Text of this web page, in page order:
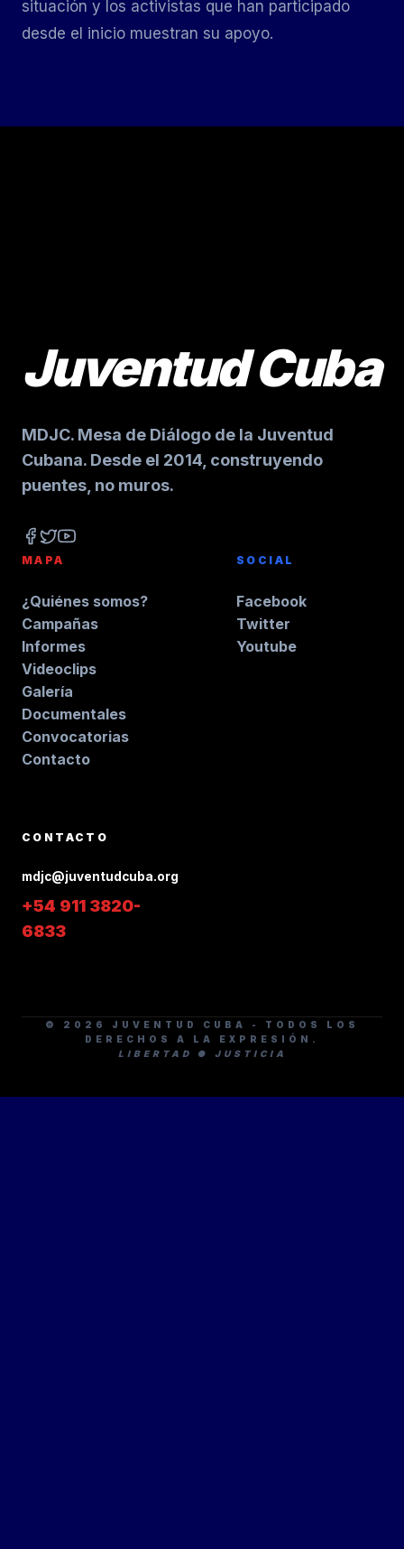
situación y los activistas que han participado
desde el inicio muestran su apoyo.
Juventud Cuba
MDJC. Mesa de Diálogo de la Juventud
Cubana. Desde el 2014, construyendo
puentes, no muros.
MAPA
¿Quiénes somos?
Campañas
Informes
Videoclips
Galería
Documentales
Convocatorias
Contacto
SOCIAL
Facebook
Twitter
Youtube
CONTACTO
mdjc@juventudcuba.org
+54 911 3820-
6833
© 2026 JUVENTUD CUBA - TODOS LOS
DERECHOS A LA EXPRESIÓN.
LIBERTAD ● JUSTICIA